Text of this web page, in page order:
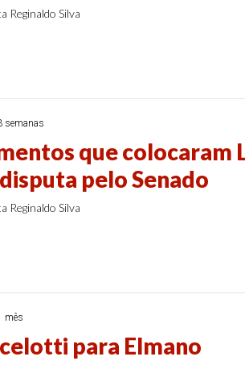
Reginaldo Silva
semanas
que colocaram
pelo Senado
Reginaldo Silva
mês
para Elmano